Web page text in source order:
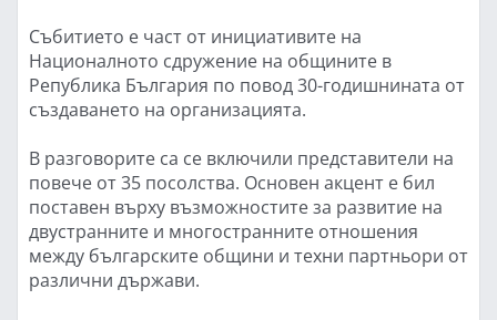
Събитието е част от инициативите на
Националното сдружение на общините в
Република България по повод 30-годишнината от
създаването на организацията.
В разговорите са се включили представители на
повече от 35 посолства. Основен акцент е бил
поставен върху възможностите за развитие на
двустранните и многостранните отношения
между българските общини и техни партньори от
различни държави.